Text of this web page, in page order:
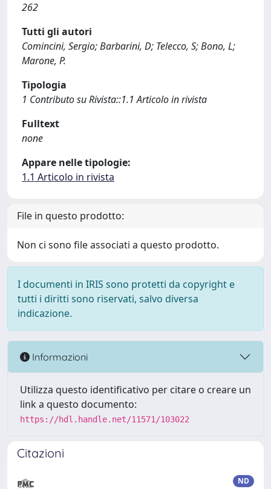
262
Tutti gli autori
Comincini, Sergio; Barbarini, D; Telecco, S; Bono, L;
Marone, P.
Tipologia
1 Contributo su Rivista::1.1 Articolo in rivista
Fulltext
none
Appare nelle tipologie:
1.1 Articolo in rivista
File in questo prodotto:
Non ci sono file associati a questo prodotto.
I documenti in IRIS sono protetti da copyright e
tutti i diritti sono riservati, salvo diversa
indicazione.
Informazioni
Utilizza questo identificativo per citare o creare un
link a questo documento:
https://hdl.handle.net/11571/103022
Citazioni
ND